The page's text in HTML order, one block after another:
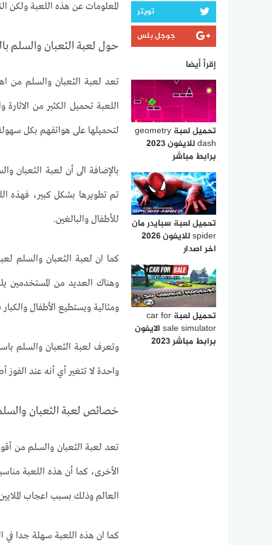
المعلومات عن هذه اللعبة ولكن
حول لعبة الثعبان والسلم
تعد لعبة الثعبان والسلم من
اللعبة تحميل الكثير من
لتحميلها على هواتفهم بكل سهولة
بالإضافة الى أن لعبة الثعبان
تم تطويرها بشكل كبير، فهذه
للأطفال والبالغين.
كما ان لعبة الثعبان والسلم
وهناك العديد من المستخدمين
ومثالية ويستطيع الأطفال
وتعرف لعبة الثعبان والسلم
واحدة لا تتغير أي أنه عند الفوز
خصائص لعبة الثعبان
تعد لعبة الثعبان والسلم من
الأخرى، كما أن هذه اللعبة
العالم وذلك بسبب اعجاب
كما ان هذه اللعبة سهلة جدا
تويتر
جوجل بلس
إقرأ أيضا
تحميل لعبة geometry
dash للايفون 2023
برابط مباشر
تحميل لعبة سبايدر مان
spider للايفون 2026
اخر اصدار
تحميل لعبة car for
sale simulator الايفون
برابط مباشر 2023